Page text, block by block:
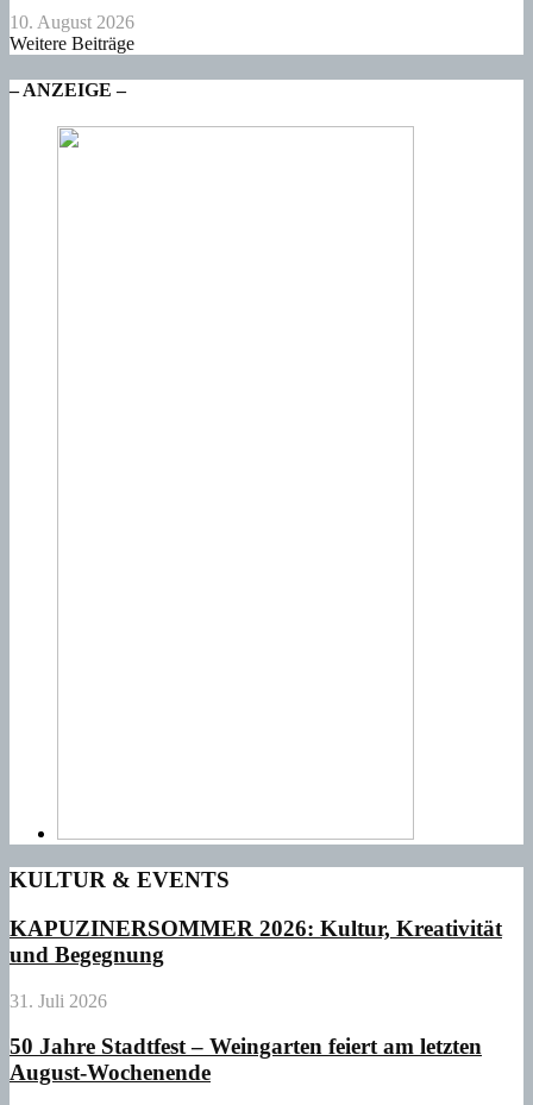
10. August 2026
Weitere Beiträge
– ANZEIGE –
KULTUR & EVENTS
KAPUZINERSOMMER 2026: Kultur, Kreativität
und Begegnung
31. Juli 2026
50 Jahre Stadtfest – Weingarten feiert am letzten
August-Wochenende